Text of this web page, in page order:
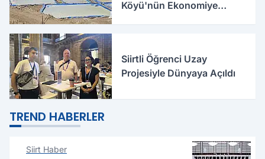
Köyü'nün Ekonomiye
Siirtli Öğrenci Uzay
Projesiyle Dünyaya Açıldı
TREND HABERLER
Siirt Haber